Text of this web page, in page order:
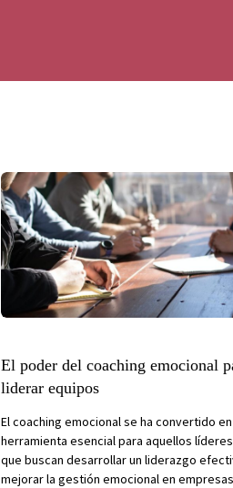
El poder del coaching emocional
liderar equipos
El coaching emocional se ha convertido en
herramienta esencial para aquellos líderes
que buscan desarrollar un liderazgo
mejorar la gestión emocional en